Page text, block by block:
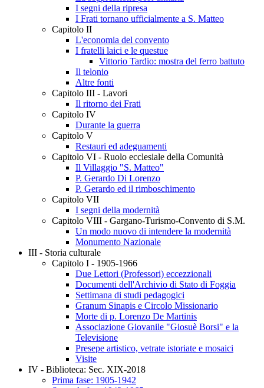
I segni della ripresa
I Frati tornano ufficialmente a S. Matteo
Capitolo II
L'economia del convento
I fratelli laici e le questue
Vittorio Tardio: mostra del ferro battuto
Il telonio
Altre fonti
Capitolo III - Lavori
Il ritorno dei Frati
Capitolo IV
Durante la guerra
Capitolo V
Restauri ed adeguamenti
Capitolo VI - Ruolo ecclesiale della Comunità
Il Villaggio "S. Matteo"
P. Gerardo Di Lorenzo
P. Gerardo ed il rimboschimento
Capitolo VII
I segni della modernità
Capitolo VIII - Gargano-Turismo-Convento di S.M.
Un modo nuovo di intendere la modernità
Monumento Nazionale
III - Storia culturale
Capitolo I - 1905-1966
Due Lettori (Professori) eccezzionali
Documenti dell'Archivio di Stato di Foggia
Settimana di studi pedagogici
Granum Sinapis e Circolo Missionario
Morte di p. Lorenzo De Martinis
Associazione Giovanile "Giosuè Borsi" e la
Televisione
Presepe artistico, vetrate istoriate e mosaici
Visite
IV - Biblioteca: Sec. XIX-2018
Prima fase: 1905-1942